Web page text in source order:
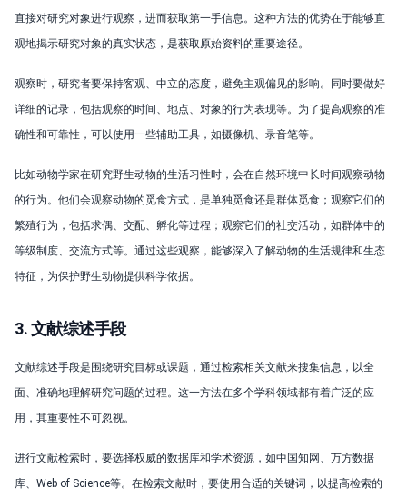
直接对研究对象进行观察，进而获取第一手信息。这种方法的优势在于能够直
观地揭示研究对象的真实状态，是获取原始资料的重要途径。
观察时，研究者要保持客观、中立的态度，避免主观偏见的影响。同时要做好
详细的记录，包括观察的时间、地点、对象的行为表现等。为了提高观察的准
确性和可靠性，可以使用一些辅助工具，如摄像机、录音笔等。
比如动物学家在研究野生动物的生活习性时，会在自然环境中长时间观察动物
的行为。他们会观察动物的觅食方式，是单独觅食还是群体觅食；观察它们的
繁殖行为，包括求偶、交配、孵化等过程；观察它们的社交活动，如群体中的
等级制度、交流方式等。通过这些观察，能够深入了解动物的生活规律和生态
特征，为保护野生动物提供科学依据。
3. 文献综述手段
文献综述手段是围绕研究目标或课题，通过检索相关文献来搜集信息，以全
面、准确地理解研究问题的过程。这一方法在多个学科领域都有着广泛的应
用，其重要性不可忽视。
进行文献检索时，要选择权威的数据库和学术资源，如中国知网、万方数据
库、Web of Science等。在检索文献时，要使用合适的关键词，以提高检索的